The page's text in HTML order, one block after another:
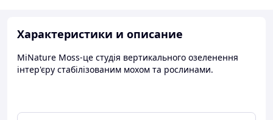
Характеристики и описание
MiNature Moss-це студія вертикального озеленення
інтер'єру стабілізованим мохом та рослинами.